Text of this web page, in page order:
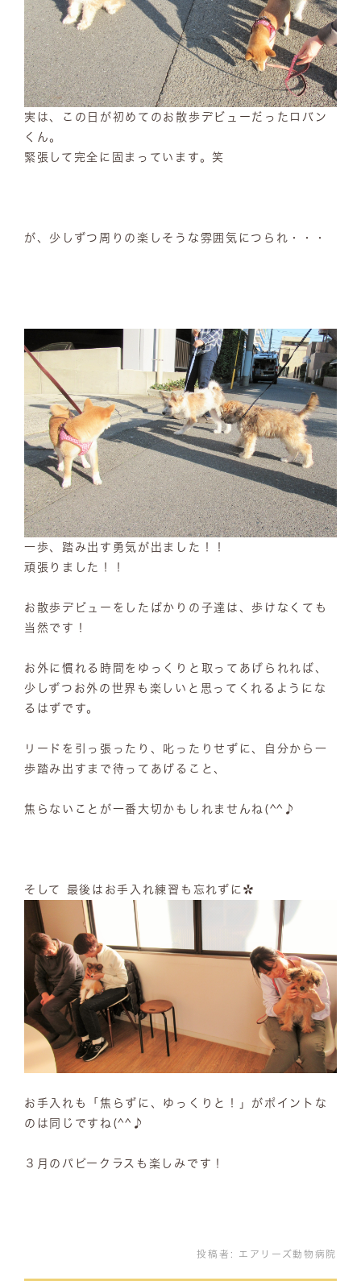
実は、この日が初めてのお散歩デビューだったロバン
くん。
緊張して完全に固まっています。笑
が、少しずつ周りの楽しそうな雰囲気につられ・・・
一歩、踏み出す勇気が出ました！！
頑張りました！！
お散歩デビューをしたばかりの子達は、歩けなくても
当然です！
お外に慣れる時間をゆっくりと取ってあげられれば、
少しずつお外の世界も楽しいと思ってくれるようにな
るはずです。
リードを引っ張ったり、叱ったりせずに、自分から一
歩踏み出すまで待ってあげること、
焦らないことが一番大切かもしれませんね(^^♪
そして 最後はお手入れ練習も忘れずに✿
お手入れも「焦らずに、ゆっくりと！」がポイントな
のは同じですね(^^♪
３月のパピークラスも楽しみです！
投稿者: エアリーズ動物病院